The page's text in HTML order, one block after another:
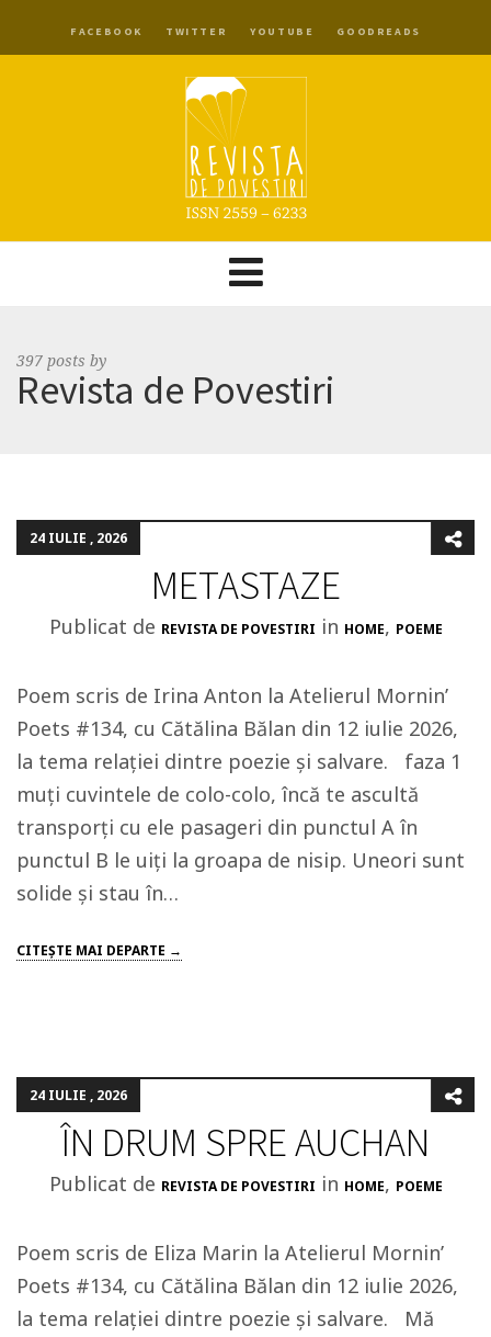
FACEBOOK TWITTER YOUTUBE GOODREADS
397 posts by
Revista de Povestiri
24 IULIE , 2026
METASTAZE
Publicat de REVISTA DE POVESTIRI in HOME, POEME
Poem scris de Irina Anton la Atelierul Mornin’
Poets #134, cu Cătălina Bălan din 12 iulie 2026,
la tema relației dintre poezie și salvare. faza 1
muți cuvintele de colo-colo, încă te ascultă
transporți cu ele pasageri din punctul A în
punctul B le uiți la groapa de nisip. Uneori sunt
solide și stau în…
CITEŞTE MAI DEPARTE →
24 IULIE , 2026
ÎN DRUM SPRE AUCHAN
Publicat de REVISTA DE POVESTIRI in HOME, POEME
Poem scris de Eliza Marin la Atelierul Mornin’
Poets #134, cu Cătălina Bălan din 12 iulie 2026,
la tema relației dintre poezie și salvare. Mă